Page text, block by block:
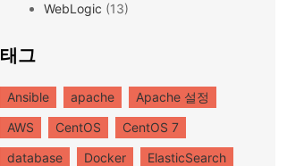
WebLogic (13)
태그
Ansible apache
Apache 설정
AWS
CentOS
CentOS 7
database
Docker
ElasticSearch